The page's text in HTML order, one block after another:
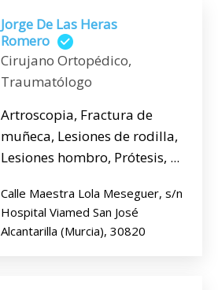
Jorge De Las Heras
Romero
Cirujano Ortopédico,
Traumatólogo
Artroscopia, Fractura de
muñeca, Lesiones de rodilla,
Lesiones hombro, Prótesis, ...
Calle Maestra Lola Meseguer, s/n
Hospital Viamed San José
Alcantarilla (Murcia), 30820